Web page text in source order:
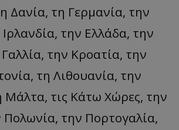
Δανία, τη Γερμανία, την
την Ελλάδα, την
την Κροατία, την
τη Λιθουανία, την
Μάλτα, τις Κάτω Χώρες, την
την Πορτογαλία,